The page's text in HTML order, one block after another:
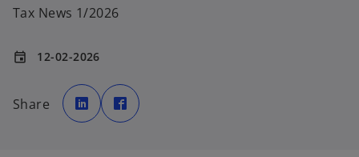
Tax News 1/2026
event 12-02-2026
Share
w
i
r
d
i
r